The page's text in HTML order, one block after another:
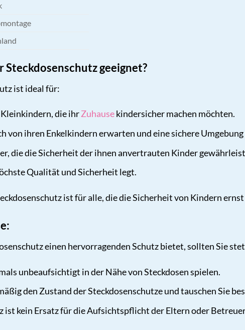
Steckdosenschutz geeignet?
ist ideal für:
die ihrZuhausekindersicher machen möchten.
von ihren Enkelkindern erwarten und eine sichere
die die Sicherheit der ihnen anvertrauten Kinder
Qualität und Sicherheit legt.
ist für alle, die die Sicherheit von Kindern
einen hervorragenden Schutz bietet, sollten Sie
unbeaufsichtigt in der Nähe von Steckdosen spielen.
den Zustand der Steckdosenschutze und tauschen Sie
ist kein Ersatz für die Aufsichtspflicht der Eltern oder